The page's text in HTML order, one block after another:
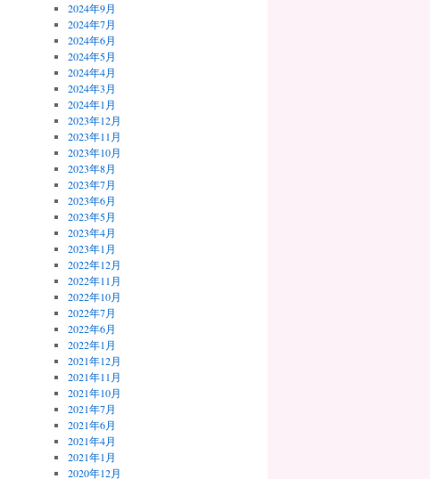
2024年9月
2024年7月
2024年6月
2024年5月
2024年4月
2024年3月
2024年1月
2023年12月
2023年11月
2023年10月
2023年8月
2023年7月
2023年6月
2023年5月
2023年4月
2023年1月
2022年12月
2022年11月
2022年10月
2022年7月
2022年6月
2022年1月
2021年12月
2021年11月
2021年10月
2021年7月
2021年6月
2021年4月
2021年1月
2020年12月